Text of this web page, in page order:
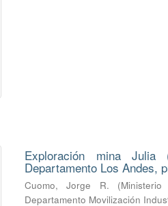
Exploración mina Julia
Departamento Los Andes,
Cuomo, Jorge R. (
Departamento Movilización